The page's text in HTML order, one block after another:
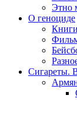
Этно
О геноциде
Книги
Сигареты.